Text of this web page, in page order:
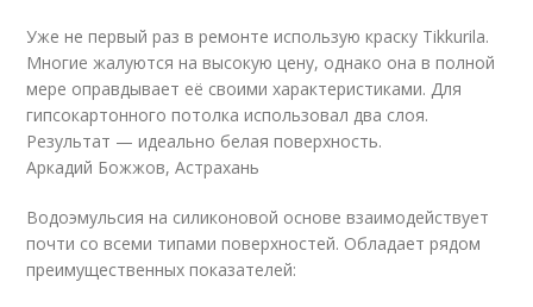
Уже не первый раз в ремонте использую краску Tikkurila.
Многие жалуются на высокую цену, однако она в полной
мере оправдывает её своими характеристиками. Для
гипсокартонного потолка использовал два слоя.
Результат — идеально белая поверхность.
Аркадий Божжов, Астрахань
Водоэмульсия на силиконовой основе взаимодействует
почти со всеми типами поверхностей. Обладает рядом
преимущественных показателей: